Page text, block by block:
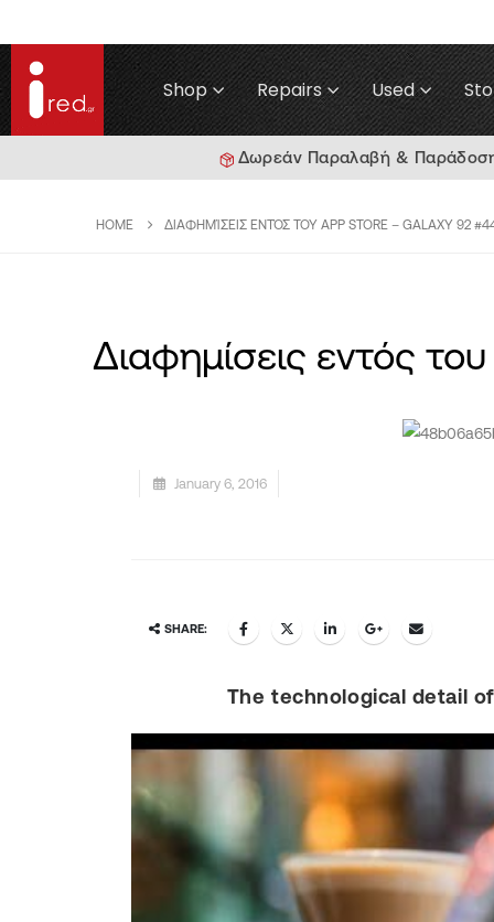
Shop Repairs Used
Δωρεάν Παραλαβή &
HOME ΔΙΑΦΗΜΊΣΕΙΣ ΕΝΤΌΣ ΤΟΥ APP STORE – GALAXY 92
Διαφημίσεις εντός
January 6, 2016
SHARE:
The technological detail